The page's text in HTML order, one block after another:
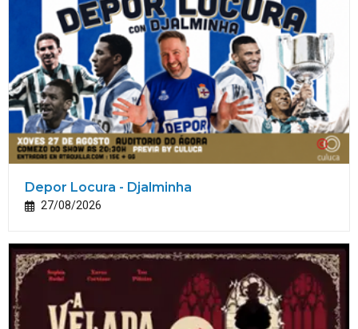
Depor Locura - Djalminha
27/08/2026